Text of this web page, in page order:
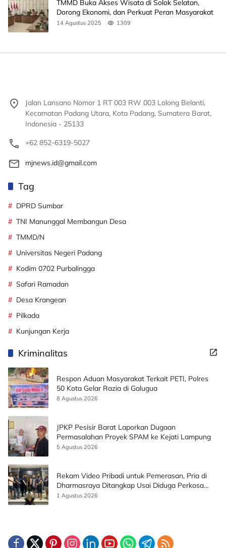
TMMD Buka Akses Wisata di Solok Selatan,
Dorong Ekonomi, dan Perkuat Peran Masyarakat
14 Agustus 2025 1309
Jalan Lansano Nomor 1 RT 003 RW 003 Lolong Belanti,
Kecamatan Padang Utara, Kota Padang, Sumatera Barat,
Indonesia - 25133
+62 852-6319-5027
mjnews.id@gmail.com
Tag
DPRD Sumbar
TNI Manunggal Membangun Desa
TMMD/N
Universitas Negeri Padang
Kodim 0702 Purbalingga
Safari Ramadan
Desa Krangean
Pilkada
Kunjungan Kerja
Kriminalitas
Respon Aduan Masyarakat Terkait PETI, Polres
50 Kota Gelar Razia di Galugua
8 Agustus 2026
JPKP Pesisir Barat Laporkan Dugaan
Permasalahan Proyek SPAM ke Kejati Lampung
5 Agustus 2026
Rekam Video Pribadi untuk Pemerasan, Pria di
Dharmasraya Ditangkap Usai Diduga Perkosa
Korban
1 Agustus 2026